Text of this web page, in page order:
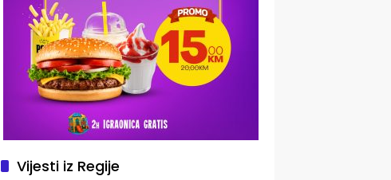
Vijesti iz Regije